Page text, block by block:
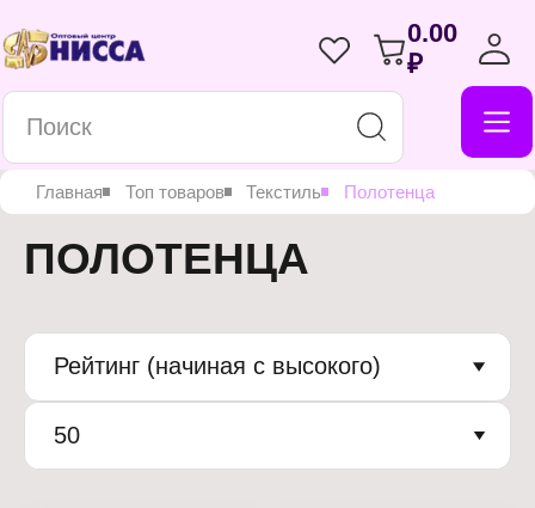
0.00
₽
Главная Топ товаров Текстиль Полотенца
ПОЛОТЕНЦА
Рейтинг (начиная с высокого)
50